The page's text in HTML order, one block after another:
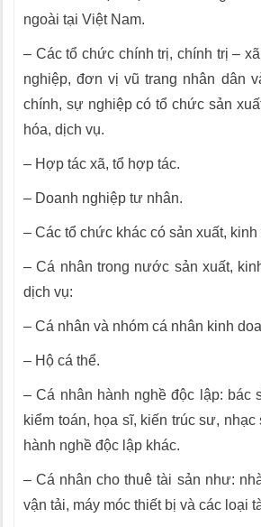
ngoài tại Việt Nam.
– Các tổ chức chính trị, chính trị –
nghiệp, đơn vị vũ trang nhân dân
chính, sự nghiệp có tổ chức sản
hóa, dịch vụ.
– Hợp tác xã, tổ hợp tác.
– Doanh nghiệp tư nhân.
– Các tổ chức khác có sản xuất,
– Cá nhân trong nước sản xuất,
dịch vụ:
– Cá nhân và nhóm cá nhân kinh
– Hộ cá thể.
– Cá nhân hành nghề độc lập: bác
kiểm toán, họa sĩ, kiến trúc sư,
hành nghề độc lập khác.
– Cá nhân cho thuê tài sản như:
vận tải, máy móc thiết bị và các loại